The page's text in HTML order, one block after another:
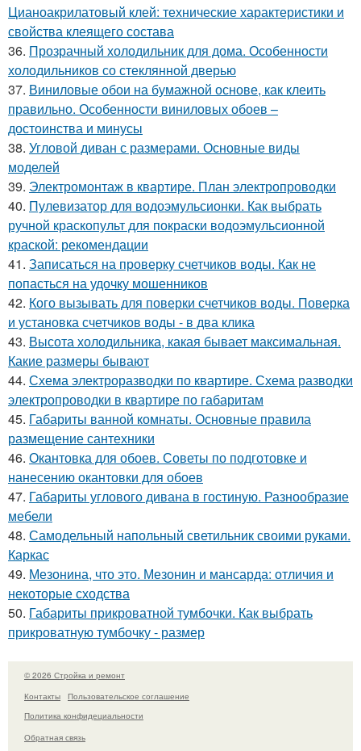
Цианоакрилатовый клей: технические характеристики и
свойства клеящего состава
36. Прозрачный холодильник для дома. Особенности
холодильников со стеклянной дверью
37. Виниловые обои на бумажной основе, как клеить
правильно. Особенности виниловых обоев –
достоинства и минусы
38. Угловой диван с размерами. Основные виды
моделей
39. Электромонтаж в квартире. План электропроводки
40. Пулевизатор для водоэмульсионки. Как выбрать
ручной краскопульт для покраски водоэмульсионной
краской: рекомендации
41. Записаться на проверку счетчиков воды. Как не
попасться на удочку мошенников
42. Кого вызывать для поверки счетчиков воды. Поверка
и установка счетчиков воды - в два клика
43. Высота холодильника, какая бывает максимальная.
Какие размеры бывают
44. Схема электроразводки по квартире. Схема разводки
электропроводки в квартире по габаритам
45. Габариты ванной комнаты. Основные правила
размещение сантехники
46. Окантовка для обоев. Советы по подготовке и
нанесению окантовки для обоев
47. Габариты углового дивана в гостиную. Разнообразие
мебели
48. Самодельный напольный светильник своими руками.
Каркас
49. Мезонина, что это. Мезонин и мансарда: отличия и
некоторые сходства
50. Габариты прикроватной тумбочки. Как выбрать
прикроватную тумбочку - размер
© 2026 Стройка и ремонт
Контакты
Пользовательское соглашение
Политика конфидециальности
Обратная связь